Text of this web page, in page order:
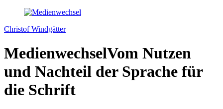
Christof Windgätter
MedienwechselVom Nutzen
und Nachteil der Sprache für
die Schrift